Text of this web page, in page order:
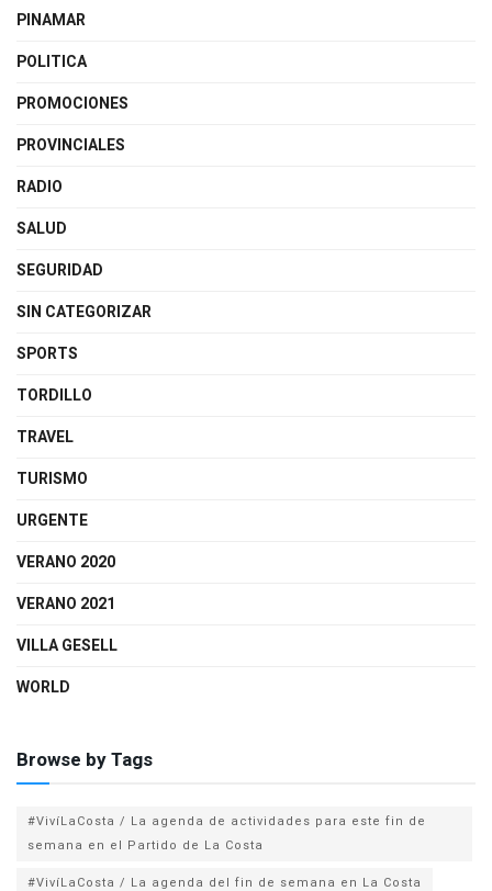
PINAMAR
POLITICA
PROMOCIONES
PROVINCIALES
RADIO
SALUD
SEGURIDAD
SIN CATEGORIZAR
SPORTS
TORDILLO
TRAVEL
TURISMO
URGENTE
VERANO 2020
VERANO 2021
VILLA GESELL
WORLD
Browse by Tags
#VivíLaCosta / La agenda de actividades para este fin de
semana en el Partido de La Costa
#VivíLaCosta / La agenda del fin de semana en La Costa